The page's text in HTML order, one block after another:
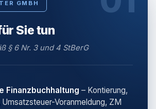
GMBH
Sie tun
§ 6 Nr. 3 und 4 StBerG
Finanzbuchhaltung – Kontierung,
Umsatzsteuer-Voranmeldung, ZM